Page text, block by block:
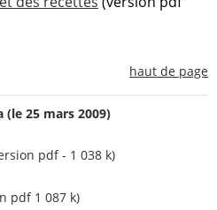
haut de page
(le 25 mars 2009)
pdf - 1 038 k)
pdf 1 087 k)